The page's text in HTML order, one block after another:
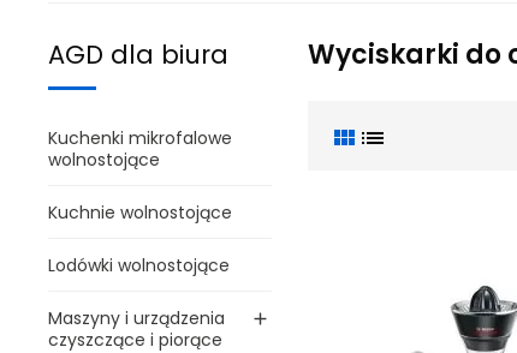
AGD dla biura
Kuchenki mikrofalowe
wolnostojące
Kuchnie wolnostojące
Lodówki wolnostojące
Maszyny i urządzenia
czyszczące i piorące

Wyciskarki do
view_module list